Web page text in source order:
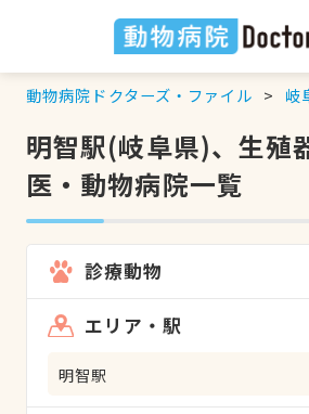
動物病院ドクターズ・ファイル 岐
明智駅(岐阜県)、生殖
医・動物病院一覧
診療動物
エリア・駅
明智駅